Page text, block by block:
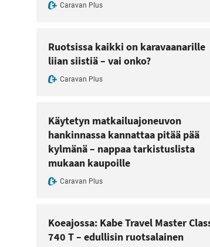
Caravan Plus
Ruotsissa kaikki on karavaanarille
liian siistiä – vai onko?
Caravan Plus
Käytetyn matkailuajoneuvon
hankinnassa kannattaa pitää pää
kylmänä – nappaa tarkistuslista
mukaan kaupoille
Caravan Plus
Koeajossa: Kabe Travel Master
740 T – edullisin ruotsalainen